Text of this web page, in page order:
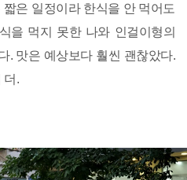
은 일정이라 한식을 안 먹어도
을 먹지 못한 나와 인걸이형의
. 맛은 예상보다 훨씬 괜찮았다.
더.